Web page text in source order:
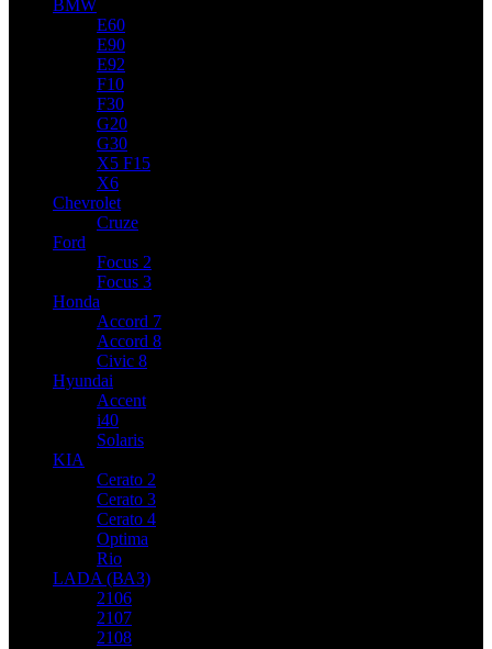
BMW
E60
E90
E92
F10
F30
G20
G30
X5 F15
X6
Chevrolet
Cruze
Ford
Focus 2
Focus 3
Honda
Accord 7
Accord 8
Civic 8
Hyundai
Accent
i40
Solaris
KIA
Cerato 2
Cerato 3
Cerato 4
Optima
Rio
LADA (ВАЗ)
2106
2107
2108